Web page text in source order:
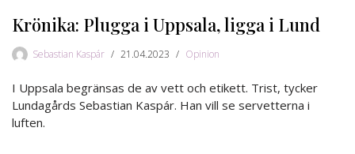
Krönika: Plugga i Uppsala, ligga i Lund
Sebastian Kaspár 21.04.2023 Opinion
I Uppsala begränsas de av vett och etikett. Trist, tycker
Lundagårds Sebastian Kaspár. Han vill se servetterna i
luften.